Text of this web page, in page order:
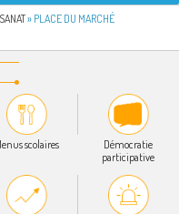
» PLACE DU MARCHÉ
scolaires
Démocratie
participative